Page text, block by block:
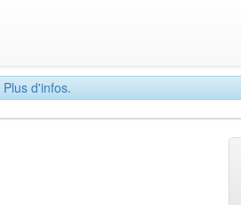
Plus d'infos.